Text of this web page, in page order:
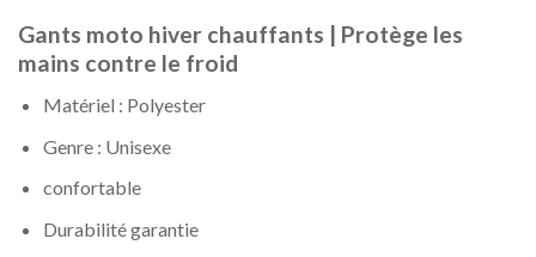
Gants moto hiver chauffants | Protège les
mains contre le froid
Matériel : Polyester
Genre : Unisexe
confortable
Durabilité garantie